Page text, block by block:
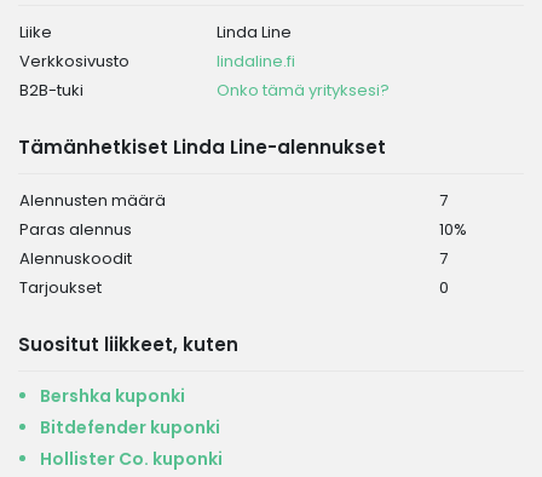
Liike
Linda Line
Verkkosivusto
lindaline.fi
B2B-tuki
Onko tämä yrityksesi?
Tämänhetkiset Linda Line-alennukset
Alennusten määrä
7
Paras alennus
10%
Alennuskoodit
7
Tarjoukset
0
Suositut liikkeet, kuten
Bershka kuponki
Bitdefender kuponki
Hollister Co. kuponki